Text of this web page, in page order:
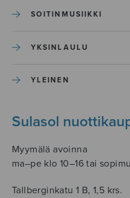
SOITINMUSIIKKI
YKSINLAULU
YLEINEN
Sulasol
Myymälä avoinna
ma–pe klo 10–16 tai
Tallberginkatu 1 B, 1,5 krs.